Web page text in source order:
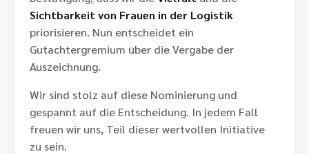
Sichtbarkeit von Frauen in der Logistik
priorisieren. Nun entscheidet ein
Gutachtergremium über die Vergabe der
Auszeichnung.
Wir sind stolz auf diese Nominierung und
gespannt auf die Entscheidung. In jedem Fall
freuen wir uns, Teil dieser wertvollen Initiative
zu sein.